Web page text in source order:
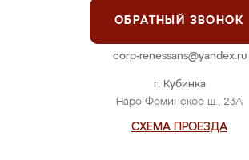
г. Кубинка
Наро-Фоминское ш., 23А
СХЕМА ПРОЕЗДА
ОБРАТНЫЙ ЗВОНОК
corp-renessans@yandex.ru